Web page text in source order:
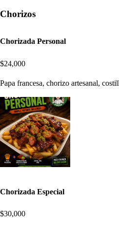
Chorizos
Chorizada Personal
$24,000
Papa francesa, chorizo artesanal,
Chorizada Especial
$30,000